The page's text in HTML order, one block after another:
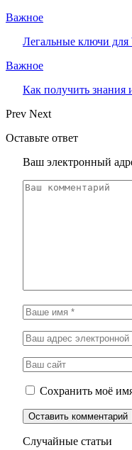
Важное
Легальные ключи для
Важное
Как получить
Prev Next
Оставьте ответ
Ваш электронный
Сохранить моё
Случайные статьи